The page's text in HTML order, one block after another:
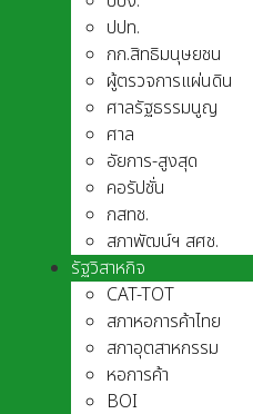
ปปท.
กก.สิทธิมนุษยชน
ผู้ตรวจการแผ่นดิน
ศาลรัฐธรรมนูญ
ศาล
อัยการ-สูงสุด
คอรัปชั่น
กสทช.
สภาพัฒน์ฯ สศช.
รัฐวิสาหกิจ
CAT-TOT
สภาหอการค้าไทย
สภาอุตสาหกรรม
หอการค้า
BOI